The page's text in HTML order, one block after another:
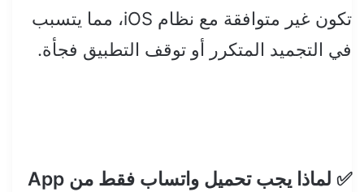
تكون غير متوافقة مع نظام iOS، مما يتسبب
في التجميد المتكرر أو توقف التطبيق فجأة.
✅ لماذا يجب تحميل واتساب فقط من App